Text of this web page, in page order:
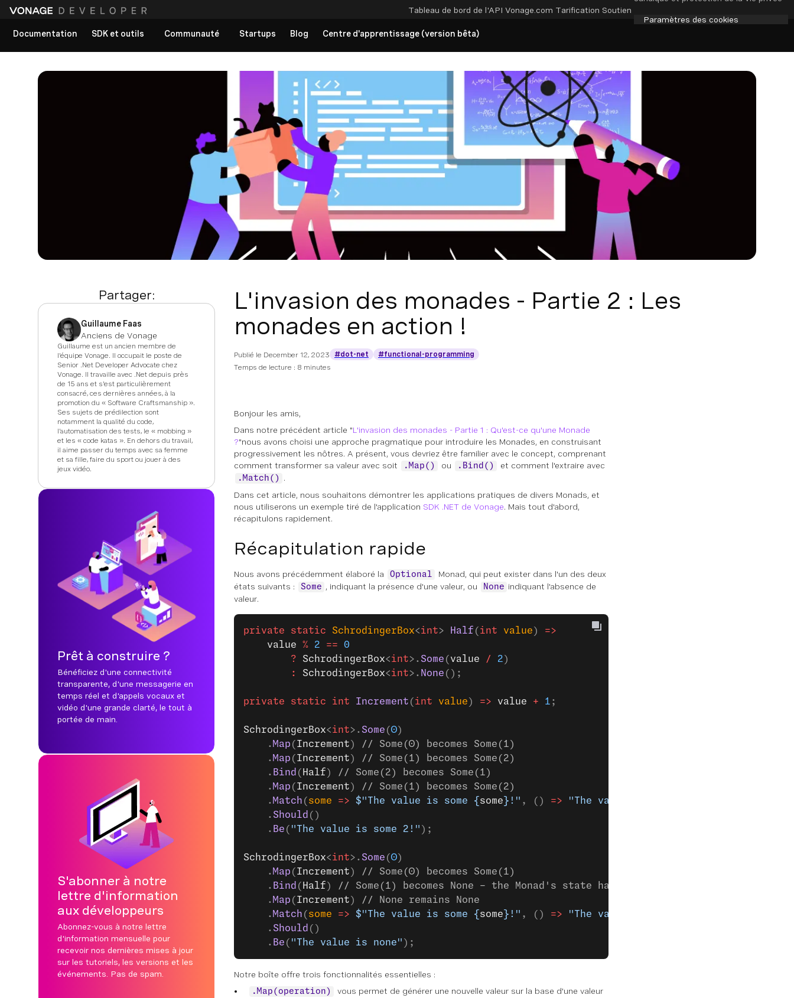
Tableau de bord de l'API Vonage.com Tarification Soutien
Paramètres des cookies
Documentation
SDK et outils Communauté Startups Blog Centre d'apprentissage (version bêta)
Partager:
Guillaume Faas
Anciens de Vonage
Guillaume est un ancien membre de
l'équipe Vonage. Il occupait le poste de
Senior .Net Developer Advocate chez
Vonage. Il travaille avec .Net depuis près
de 15 ans et s'est particulièrement
consacré, ces dernières années, à la
promotion du « Software Craftsmanship ».
Ses sujets de prédilection sont
notamment la qualité du code,
l'automatisation des tests, le « mobbing »
et les « code katas ». En dehors du travail,
il aime passer du temps avec sa femme
et sa fille, faire du sport ou jouer à des
jeux vidéo.
Prêt à construire ?
Bénéficiez d'une connectivité
transparente, d'une messagerie en
temps réel et d'appels vocaux et
vidéo d'une grande clarté, le tout à
portée de main.
S'abonner à notre
lettre d'information
aux développeurs
Abonnez-vous à notre lettre
d'information mensuelle pour
recevoir nos dernières mises à jour
sur les tutoriels, les versions et les
événements. Pas de spam.
L'invasion des monades - Partie 2 : Les
monades en action !
Publié le December 12, 2023 #dot-net
#functional-programming
Temps de lecture : 8 minutes
Bonjour les amis,
Dans notre précédent article "L'invasion des monades - Partie 1 : Qu'est-ce qu'une Monade
?"nous avons choisi une approche pragmatique pour introduire les Monades, en construisant
progressivement les nôtres. A présent, vous devriez être familier avec le concept, comprenant
comment transformer sa valeur avec soit
.Map() ou .Bind() et comment l'extraire avec
.Match()
.
Dans cet article, nous souhaitons démontrer les applications pratiques de divers Monads, et
nous utiliserons un exemple tiré de l'application SDK .NET de Vonage. Mais tout d'abord,
récapitulons rapidement.
Récapitulation rapide
Nous avons précédemment élaboré la Optional
Monad, qui peut exister dans l'un des deux
états suivants :
Some , indiquant la présence d'une valeur, ou None indiquant l'absence de
valeur.
private static SchrodingerBox<int> Half ( int value ) =>
    value
% 2 == 0
        ?
SchrodingerBox<int>. Some ( value / 2 )
        :
SchrodingerBox<int>. None ();
private static int Increment ( int value ) => value + 1 ;
SchrodingerBox<int>. Some (0)
    .
Map ( Increment )
// Some(0) becomes Some(1)
    .
Map ( Increment )
// Some(1) becomes Some(2)
    .
Bind ( Half )
// Some(2) becomes Some(1)
    .
Map ( Increment )
// Some(1) becomes Some(2)
    .
Match ( some => $"The value is some { some } !" , () => "The value is none"
    .
Should ()
    .
Be ( "The value is some 2!" );
SchrodingerBox<int>. Some (0)
    .
Map ( Increment )
// Some(0) becomes Some(1)
    .
Bind ( Half )
// Some(1) becomes None - the Monad's state has changed
    .
Map ( Increment )
// None remains None
    .
Match ( some => $"The value is some { some } !" , () => "The value is none"
    .
Should ()
    .
Be ( "The value is none" );
Notre boîte offre trois fonctionnalités essentielles :
.Map(operation)
vous permet de générer une nouvelle valeur sur la base d'une valeur